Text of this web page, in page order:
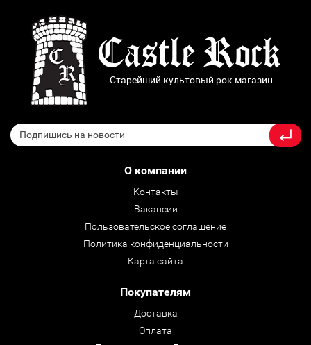
Старейший культовый рок магазин
О компании
Контакты
Вакансии
Пользовательское соглашение
Политика конфиденциальности
Карта сайта
Покупателям
Доставка
Оплата